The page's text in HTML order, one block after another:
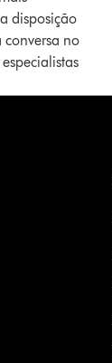
disposição
no